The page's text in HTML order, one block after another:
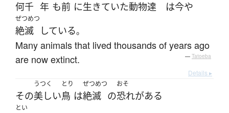
何千 年 も前 に生きていた動物達 は今や
ぜつめつ
絶滅 している。
Many animals that lived thousands of years ago
are now extinct.
— Tatoeba
Details ▸
その
うつく
美しい
とり
鳥 は
ぜつめつ
絶滅 の
おそ
恐れがある
とい